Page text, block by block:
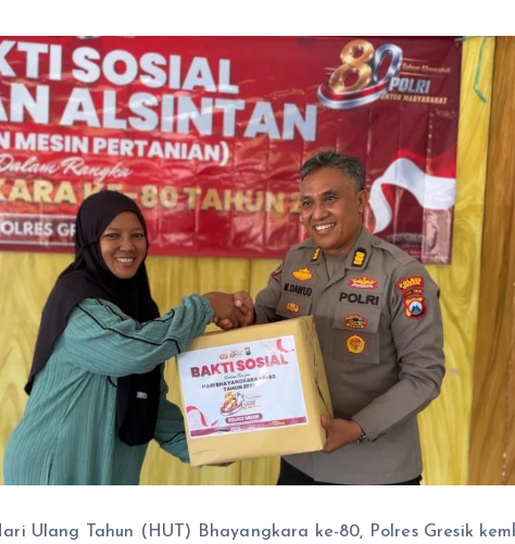
Ulang Tahun (HUT) Bhayangkara ke-80, Polres Gresik